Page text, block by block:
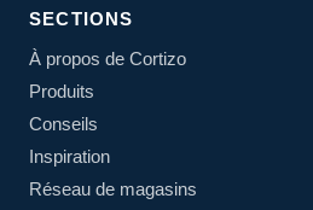
SECTIONS
À propos de Cortizo
Produits
Conseils
Inspiration
Réseau de magasins